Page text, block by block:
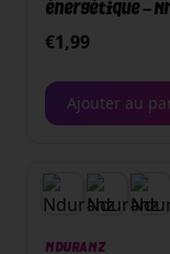
énergétique –
Tropical - Boite
€1,99
Ajouter au
NDURANZ